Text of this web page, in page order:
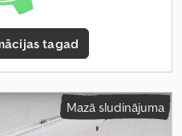
tagad
Mazā sludinājuma